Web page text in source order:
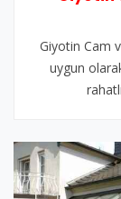
Giyotin Cam
uygun